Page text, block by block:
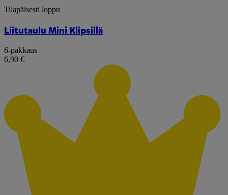
Tilapäisesti loppu
Liitutaulu Mini Klipsillä
6-pakkaus
6,90 €